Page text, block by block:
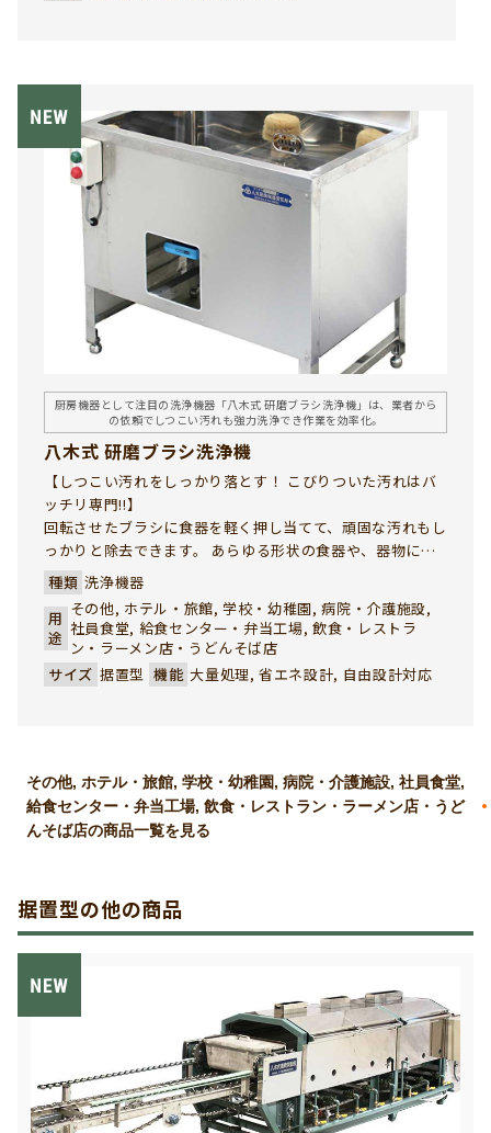
厨房機器として注目の洗浄機器「八木式 研磨ブラシ洗浄機」は、業者から
の依頼でしつこい汚れも強力洗浄でき作業を効率化。
八木式 研磨ブラシ洗浄機
【しつこい汚れをしっかり落とす！ こびりついた汚れはバ
ッチリ専門!!】
回転させたブラシに食器を軽く押し当てて、頑固な汚れもし
っかりと除去できます。 あらゆる形状の食器や、器物に対
応し、病院様、レストラン様、給食センター様をはじめ、
あらゆる調理場で作業軽減と省力化に役立ちます。
種類 洗浄機器
用
途
その他, ホテル・旅館, 学校・幼稚園, 病院・介護施設,
社員食堂, 給食センター・弁当工場, 飲食・レストラ
ン・ラーメン店・うどんそば店
サイズ 据置型 機能 大量処理, 省エネ設計, 自由設計対応
その他, ホテル・旅館, 学校・幼稚園, 病院・介護施設, 社員食堂,
給食センター・弁当工場, 飲食・レストラン・ラーメン店・うど
んそば店の商品一覧を見る
据置型の他の商品